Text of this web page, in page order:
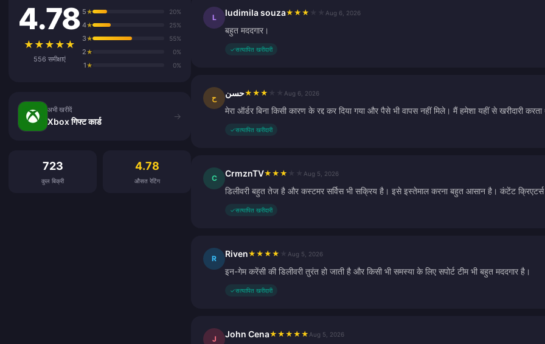
4.78
★ ★ ★ ★ ★
556 समीक्षाएं
5★ 20%
4★ 25%
3★ 55%
2★ 0%
1★ 0%
अभी खरीदें
Xbox गिफ्ट कार्ड
→
723
कुल बिक्री
4.78
औसत रेटिंग
L ludimila souza★ ★ ★ Aug 6, 2026
बहुत मददगार।
✓सत्यापित खरीदारी
ح حسن★ ★ ★ Aug 6, 2026
मेरा ऑर्डर बिना किसी कारण के रद्द कर दिया गया और पैसे भी वापस नहीं मिले। मैं हमेशा यहीं से खरीदारी करता
✓सत्यापित खरीदारी
C CrmznTV★ ★ ★ Aug 5, 2026
डिलीवरी बहुत तेज है और कस्टमर सर्विस भी सक्रिय है। इसे इस्तेमाल करना बहुत आसान है। कंटेंट
✓सत्यापित खरीदारी
R Riven★ ★ ★ ★ Aug 5, 2026
इन-गेम करेंसी की डिलीवरी तुरंत हो जाती है और किसी भी समस्या के लिए सपोर्ट टीम भी बहुत मददगार है।
✓सत्यापित खरीदारी
J John Cena★ ★ ★ ★ ★ Aug 5, 2026